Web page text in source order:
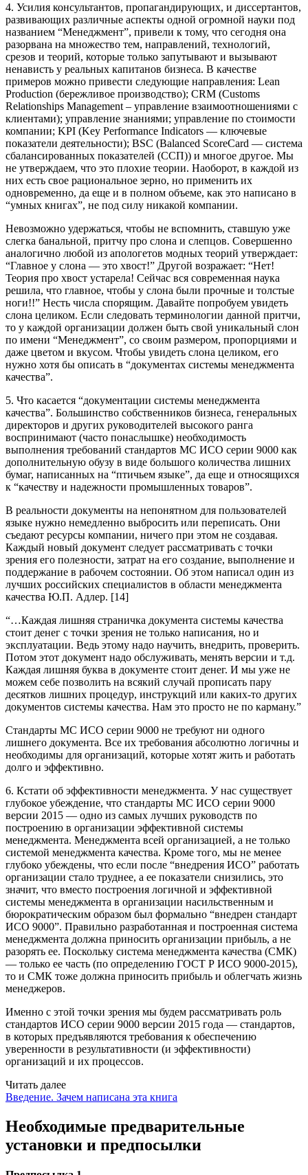
4. Усилия консультантов, пропагандирующих, и диссертантов,
развивающих различные аспекты одной огромной науки под
названием “Менеджмент”, привели к тому, что сегодня она
разорвана на множество тем, направлений, технологий,
срезов и теорий, которые только запутывают и вызывают
ненависть у реальных капитанов бизнеса. В качестве
примеров можно привести следующие направления: Lean
Production (бережливое производство); CRM (Customs
Relationships Management – управление взаимоотношениями с
клиентами); управление знаниями; управление по стоимости
компании; KPI (Key Performance Indicators — ключевые
показатели деятельности); BSC (Balanced ScoreCard — система
сбалансированных показателей (ССП)) и многое другое. Мы
не утверждаем, что это плохие теории. Наоборот, в каждой из
них есть свое рациональное зерно, но применить их
одновременно, да еще и в полном объеме, как это написано в
“умных книгах”, не под силу никакой компании.
Невозможно удержаться, чтобы не вспомнить, ставшую уже
слегка банальной, притчу про слона и слепцов. Совершенно
аналогично любой из апологетов модных теорий утверждает:
“Главное у слона — это хвост!” Другой возражает: “Нет!
Теория про хвост устарела! Сейчас вся современная наука
решила, что главное, чтобы у слона были прочные и толстые
ноги!!” Несть числа спорящим. Давайте попробуем увидеть
слона целиком. Если следовать терминологии данной притчи,
то у каждой организации должен быть свой уникальный слон
по имени “Менеджмент”, со своим размером, пропорциями и
даже цветом и вкусом. Чтобы увидеть слона целиком, его
нужно хотя бы описать в “документах системы менеджмента
качества”.
5. Что касается “документации системы менеджмента
качества”. Большинство собственников бизнеса, генеральных
директоров и других руководителей высокого ранга
воспринимают (часто понаслышке) необходимость
выполнения требований стандартов МС ИСО серии 9000 как
дополнительную обузу в виде большого количества лишних
бумаг, написанных на “птичьем языке”, да еще и относящихся
к “качеству и надежности промышленных товаров”.
В реальности документы на непонятном для пользователей
языке нужно немедленно выбросить или переписать. Они
съедают ресурсы компании, ничего при этом не создавая.
Каждый новый документ следует рассматривать с точки
зрения его полезности, затрат на его создание, выполнение и
поддержание в рабочем состоянии. Об этом написал один из
лучших российских специалистов в области менеджмента
качества Ю.П. Адлер. [14]
“…Каждая лишняя страничка документа системы качества
стоит денег с точки зрения не только написания, но и
эксплуатации. Ведь этому надо научить, внедрить, проверить.
Потом этот документ надо обслуживать, менять версии и т.д.
Каждая лишняя буква в документе стоит денег. И мы уже не
можем себе позволить на всякий случай прописать пару
десятков лишних процедур, инструкций или каких-то других
документов системы качества. Нам это просто не по карману.”
Стандарты МС ИСО серии 9000 не требуют ни одного
лишнего документа. Все их требования абсолютно логичны и
необходимы для организаций, которые хотят жить и работать
долго и эффективно.
6. Кстати об эффективности менеджмента. У нас существует
глубокое убеждение, что стандарты МС ИСО серии 9000
версии 2015 — одно из самых лучших руководств по
построению в организации эффективной системы
менеджмента. Менеджмента всей организацией, а не только
системой менеджмента качества. Кроме того, мы не менее
глубоко убеждены, что если после “внедрения ИСО” работать
организации стало труднее, а ее показатели снизились, это
значит, что вместо построения логичной и эффективной
системы менеджмента в организации насильственным и
бюрократическим образом был формально “внедрен стандарт
ИСО 9000”. Правильно разработанная и построенная система
менеджмента должна приносить организации прибыль, а не
разорять ее. Поскольку система менеджмента качества (СМК)
— только ее часть (по определению ГОСТ Р ИСО 9000-2015),
то и СМК тоже должна приносить прибыль и облегчать жизнь
менеджеров.
Именно с этой точки зрения мы будем рассматривать роль
стандартов ИСО серии 9000 версии 2015 года — стандартов,
в которых предъявляются требования к обеспечению
уверенности в результативности (и эффективности)
организаций и их процессов.
Читать далее
Введение. Зачем написана эта книга
Необходимые предварительные
установки и предпосылки